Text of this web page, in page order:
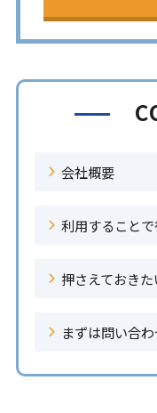
会社概要
利用すること
押さえておき
まずは問い合